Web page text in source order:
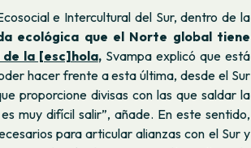
e Intercultural del Sur, dentro de la
ecológica que el Norte global tiene
la [esc]hola,Svampa explicó que está
hacer frente a esta última, desde el Sur
proporcione divisas con las que saldar la
muy difícil salir”, añade. En este sentido,
para articular alianzas con el Sur y